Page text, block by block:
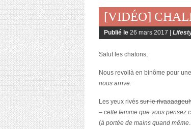
[VIDÉO]
Publié le 26 mars 2017 |
Salut les chatons,
Nous revoilà en binôme pour
nous arrive.
Les yeux rivés sur le
– cette femme que vous pensez
(à portée de mains quand